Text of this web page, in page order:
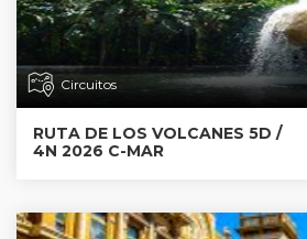
Circuitos
RUTA DE LOS VOLCANES 5D /
4N 2026 C-MAR